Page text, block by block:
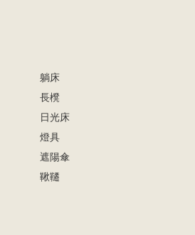
躺床
長櫈
日光床
燈具
遮陽傘
鞦韆